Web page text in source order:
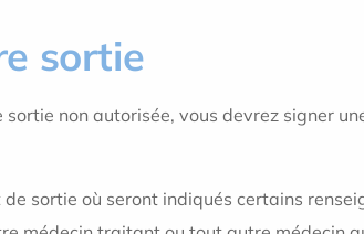
sortie
non autorisée, vous devrez signer
sortie où seront indiqués certains